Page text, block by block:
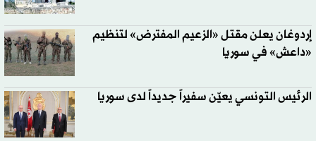
إردوغان يعلن مقتل «الزعيم المفترض» لتنظيم
«داعش» في سوريا
الرئيس التونسي يعيّن سفيراً جديداً لدى سوريا